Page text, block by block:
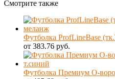
Смотрите также
Футболка ProfLineBase
от 383.76 руб.
Футболка Премиум О-